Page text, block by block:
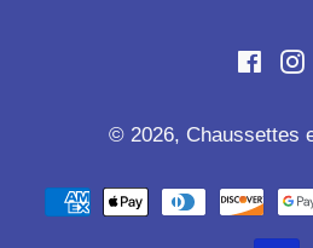
© 2026, Chaussettes
de